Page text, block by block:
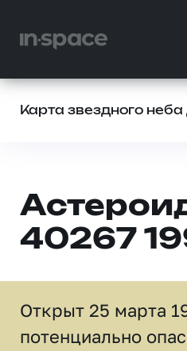
Карта звездного
40267
Открыт 25 марта
потенциально